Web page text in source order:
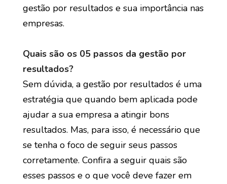
gestão por resultados e sua importância nas
empresas.
Quais são os 05 passos da gestão por
resultados?
Sem dúvida, a gestão por resultados é uma
estratégia que quando bem aplicada pode
ajudar a sua empresa a atingir bons
resultados. Mas, para isso, é necessário que
se tenha o foco de seguir seus passos
corretamente. Confira a seguir quais são
esses passos e o que você deve fazer em